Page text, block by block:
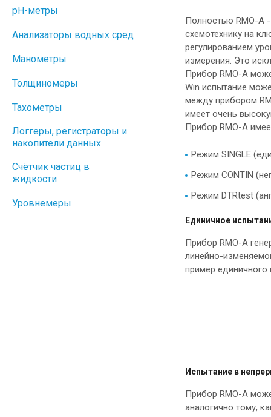
Полностью RMO-A
схемотехнику на
регулированием
измерения. Это
Прибор RMO-A
Win испытание
между прибором
имеет очень
Прибор RMO-A
Режим SINGLE
Режим CONTIN
Режим DTRtest
Единичное
Прибор RMO-A
линейно-
пример единичного
Испытание в
Прибор RMO-A
аналогично тому,
pH-метры
Анализаторы водных сред
Манометры
Толщиномеры
Тахометры
Логгеры, регистраторы и
накопители данных
Cчётчик частиц в
жидкости
Уровнемеры